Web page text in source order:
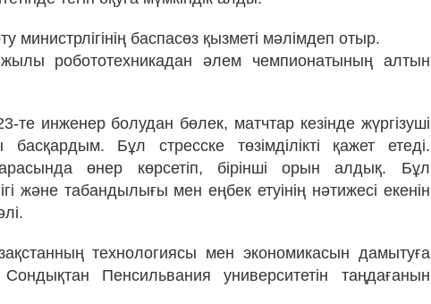
министрлігінің баспасөз қызметі мәлімдеп отыр.
робототехникадан әлем чемпионатының алтын
те инженер болудан бөлек, матчтар кезінде жүргізуші
Бұл стресске төзімділікті қажет етеді.
өнер көрсетіп, бірінші орын алдық. Бұл
және табандылығы мен еңбек етуінің нәтижесі екенін
технологиясы мен экономикасын дамытуға
Пенсильвания университетін таңдағанын